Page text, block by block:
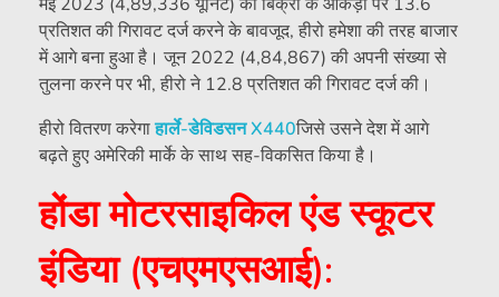
प्रतिशत की गिरावट दर्ज करने के बावजूद, हीरो हमेशा की तरह बाजार
में आगे बना हुआ है। जून 2022 (4,84,867) की अपनी संख्या से
तुलना करने पर भी, हीरो ने 12.8 प्रतिशत की गिरावट दर्ज की।
हीरो वितरण करेगाहार्ले-डेविडसन X440जिसे उसने देश में आगे
बढ़ते हुए अमेरिकी मार्के के साथ सह-विकसित किया है।
होंडा मोटरसाइकिल एंड स्कूटर
इंडिया (एचएमएसआई):